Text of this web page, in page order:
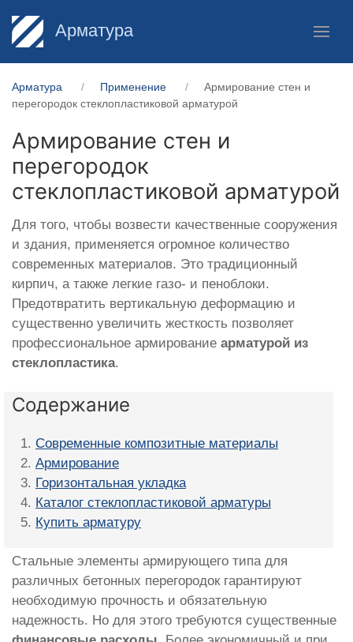
Арматура
Арматура Применение
Армирование стен и
перегородок стеклопластиковой арматурой
Армирование стен и
перегородок
стеклопластиковой арматурой
Для того, чтобы возвести качественные сооружения
и здания, применяется огромное количество
современных материалов. Это традиционный
кирпич, а также легкие газо- и пеноблоки.
Предотвратить вертикальную деформацию и
существенно увеличить жесткость позволяет
профессиональное армирование арматурой из
стеклопластика.
Содержание
Современные композитные материалы
Армирование
Горизонтальная укладка
Каталог стеклопластиковой арматуры
Купить арматуру
Стальные элементы армирующего типа для
различных бетонных перегородок гарантируют
необходимую прочность и обязательную
надежность. Но для этого требуются существенные